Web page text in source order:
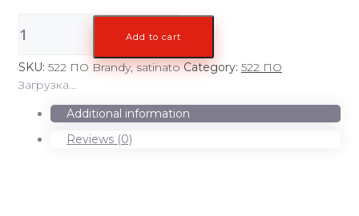
ПО
satinato
quantity
Add to cart
SKU: 522 ПО Brandy, satinato Category: 522 ПО
Загрузка...
Additional information
Reviews (0)